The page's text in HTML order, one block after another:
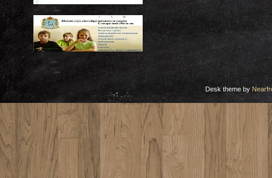
Desk theme by